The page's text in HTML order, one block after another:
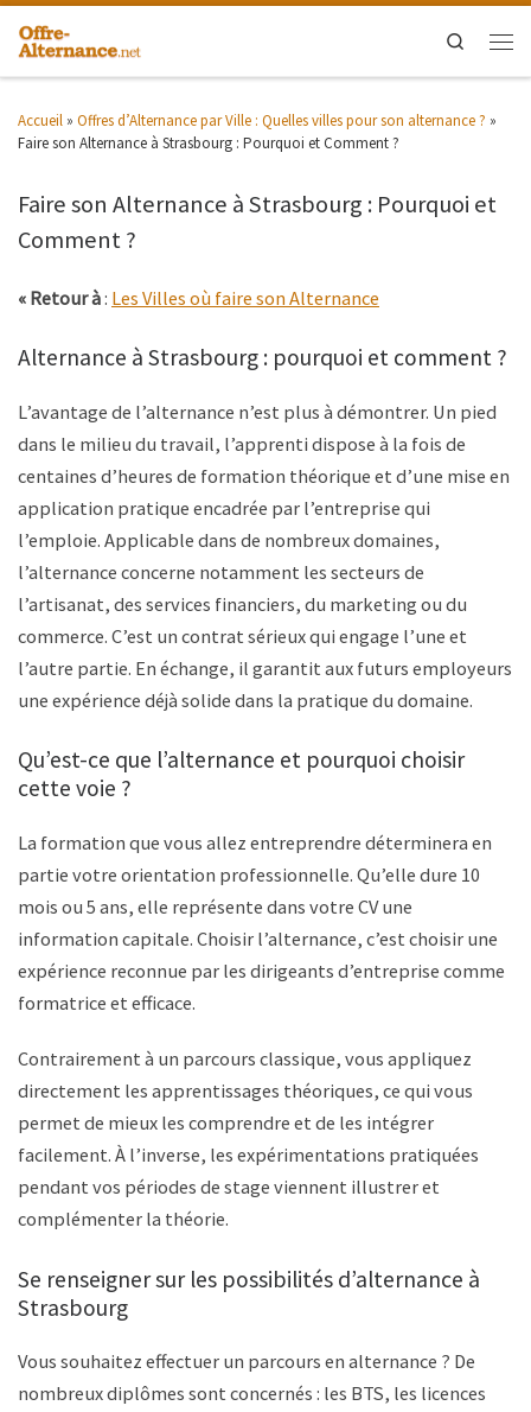
Search
Accueil » Offres d’Alternance par Ville : Quelles villes pour son alternance ? »
Faire son Alternance à Strasbourg : Pourquoi et Comment ?
Faire son Alternance à Strasbourg : Pourquoi et
Comment ?
« Retour à: Les Villes où faire son Alternance
Alternance à Strasbourg : pourquoi et comment ?
L’avantage de l’alternance n’est plus à démontrer. Un pied
dans le milieu du travail, l’apprenti dispose à la fois de
centaines d’heures de formation théorique et d’une mise en
application pratique encadrée par l’entreprise qui
l’emploie. Applicable dans de nombreux domaines,
l’alternance concerne notamment les secteurs de
l’artisanat, des services financiers, du marketing ou du
commerce. C’est un contrat sérieux qui engage l’une et
l’autre partie. En échange, il garantit aux futurs employeurs
une expérience déjà solide dans la pratique du domaine.
Qu’est-ce que l’alternance et pourquoi choisir
cette voie ?
La formation que vous allez entreprendre déterminera en
partie votre orientation professionnelle. Qu’elle dure 10
mois ou 5 ans, elle représente dans votre CV une
information capitale. Choisir l’alternance, c’est choisir une
expérience reconnue par les dirigeants d’entreprise comme
formatrice et efficace.
Contrairement à un parcours classique, vous appliquez
directement les apprentissages théoriques, ce qui vous
permet de mieux les comprendre et de les intégrer
facilement. À l’inverse, les expérimentations pratiquées
pendant vos périodes de stage viennent illustrer et
complémenter la théorie.
Se renseigner sur les possibilités d’alternance à
Strasbourg
Vous souhaitez effectuer un parcours en alternance ? De
nombreux diplômes sont concernés : les BTS, les licences